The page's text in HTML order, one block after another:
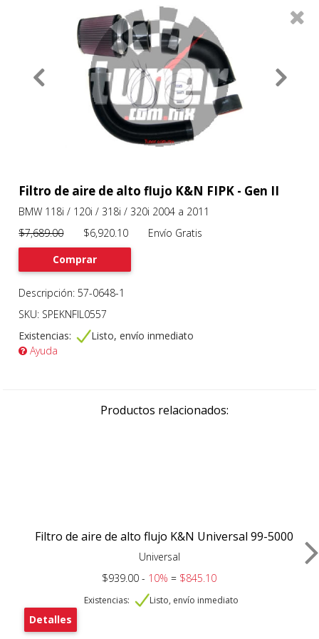
Services
Productos Filtros 0
Previous
Filtro de aire de alto flujo K&N FIPK - Gen II
BMW 118i / 120i / 318i / 320i 2004 a 2011
$7,689.00$6,920.10 Envío Gratis
Comprar
Descripción: 57-0648-1
SKU: SPEKNFIL0557
Existencias:
Listo, envío inmediato
Ayuda
Productos relacionados:
Filtro de aire de alto flujo K&N Universal 99-5000
Universal
$939.00 - 10%= $845.10
Existencias: Listo, envío inmediato
Detalles